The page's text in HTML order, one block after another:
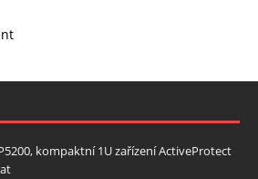
kompaktní 1U zařízení ActiveProtect